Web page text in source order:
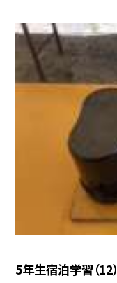
5年生宿泊学習（12）